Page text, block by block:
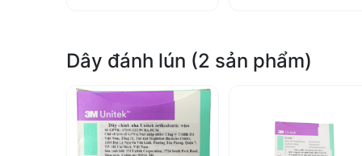
Dây đánh lún (2 sản phẩm)